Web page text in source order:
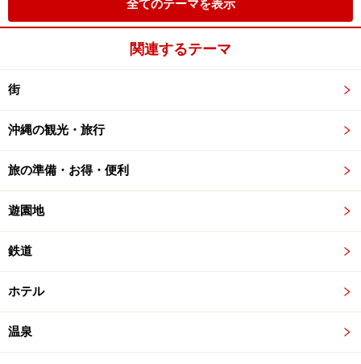
全てのテーマを表示
関連するテーマ
街
沖縄の観光・旅行
旅の準備・お得・便利
遊園地
鉄道
ホテル
温泉